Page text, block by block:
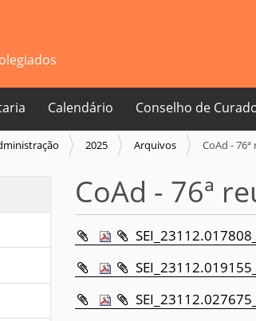
Calendário Conselho de
2025 Arquivos CoAd -
CoAd - 76ª